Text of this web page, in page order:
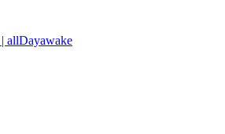
allDayawake